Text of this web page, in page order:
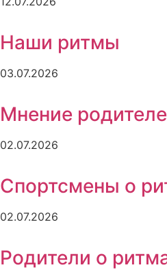
Наши ритмы
03.07.2026
Мнение
02.07.2026
Спортсмены о
02.07.2026
Родители о